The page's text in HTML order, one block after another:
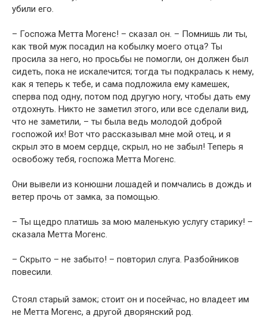
убили его.
– Госпожа Метта Могенс! – сказал он. – Помнишь ли ты,
как твой муж посадил на кобылку моего отца? Ты
просила за него, но просьбы не помогли, он должен был
сидеть, пока не искалечится; тогда ты подкралась к нему,
как я теперь к тебе, и сама подложила ему камешек,
сперва под одну, потом под другую ногу, чтобы дать ему
отдохнуть. Никто не заметил этого, или все сделали вид,
что не заметили, – ты была ведь молодой доброй
госпожой их! Вот что рассказывал мне мой отец, и я
скрыл это в моем сердце, скрыл, но не забыл! Теперь я
освобожу тебя, госпожа Метта Могенс.
Они вывели из конюшни лошадей и помчались в дождь и
ветер прочь от замка, за помощью.
– Ты щедро платишь за мою маленькую услугу старику! –
сказала Метта Могенс.
– Скрыто – не забыто! – повторил слуга. Разбойников
повесили.
Стоял старый замок; стоит он и посейчас, но владеет им
не Метта Могенс, а другой дворянский род.